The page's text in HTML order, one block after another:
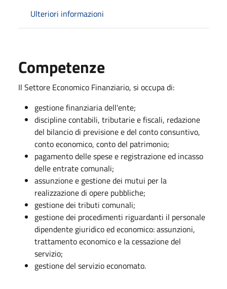
Ulteriori informazioni
Competenze
Il Settore Economico Finanziario, si occupa di:
gestione finanziaria dell'ente;
discipline contabili, tributarie e fiscali, redazione
del bilancio di previsione e del conto consuntivo,
conto economico, conto del patrimonio;
pagamento delle spese e registrazione ed incasso
delle entrate comunali;
assunzione e gestione dei mutui per la
realizzazione di opere pubbliche;
gestione dei tributi comunali;
gestione dei procedimenti riguardanti il personale
dipendente giuridico ed economico: assunzioni,
trattamento economico e la cessazione del
servizio;
gestione del servizio economato.